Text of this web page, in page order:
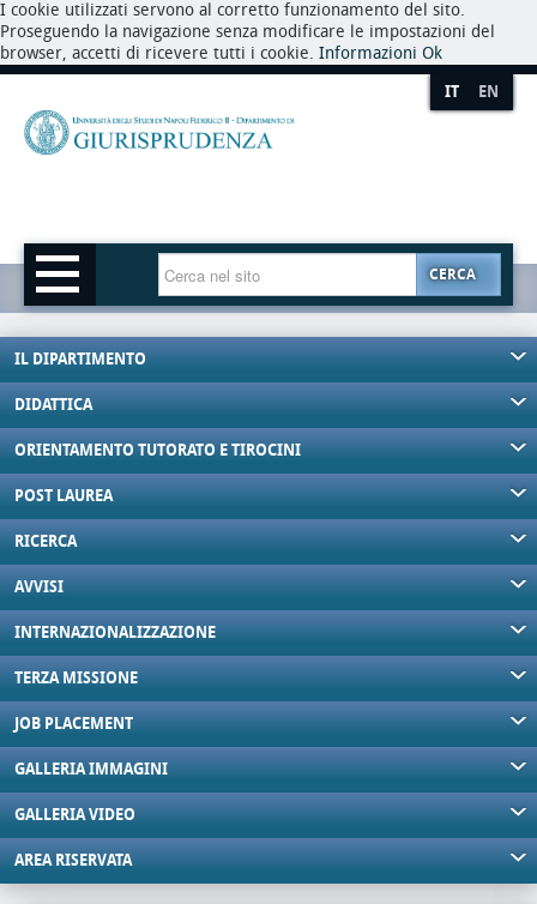
I cookie utilizzati servono al corretto funzionamento del sito.
Proseguendo la navigazione senza modificare le impostazioni del
browser, accetti di ricevere tutti i cookie. Informazioni Ok
IT EN
CERCA
IL DIPARTIMENTO
DIDATTICA
ORIENTAMENTO TUTORATO E TIROCINI
POST LAUREA
RICERCA
AVVISI
INTERNAZIONALIZZAZIONE
TERZA MISSIONE
JOB PLACEMENT
GALLERIA IMMAGINI
GALLERIA VIDEO
AREA RISERVATA